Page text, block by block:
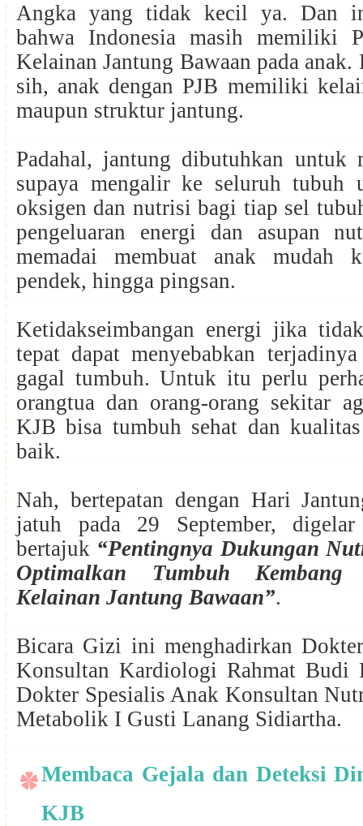
Angka yang tidak kecil ya. Dan
bahwa Indonesia masih memiliki
Kelainan Jantung Bawaan pada anak.
sih, anak dengan PJB memiliki
maupun struktur jantung.
Padahal, jantung dibutuhkan untuk
supaya mengalir ke seluruh tubuh
oksigen dan nutrisi bagi tiap sel
pengeluaran energi dan asupan
memadai membuat anak mudah
pendek, hingga pingsan.
Ketidakseimbangan energi jika
tepat dapat menyebabkan
gagal tumbuh. Untuk itu perlu
orangtua dan orang-orang sekitar
KJB bisa tumbuh sehat dan
baik.
Nah, bertepatan dengan Hari
jatuh pada 29 September,
bertajuk “Pentingnya Dukungan
Optimalkan Tumbuh
Kelainan Jantung Bawaan”.
Bicara Gizi ini menghadirkan
Konsultan Kardiologi Rahmat Budi
Dokter Spesialis Anak Konsultan
Metabolik I Gusti Lanang Sidiartha.
Membaca Gejala dan Deteksi
KJB